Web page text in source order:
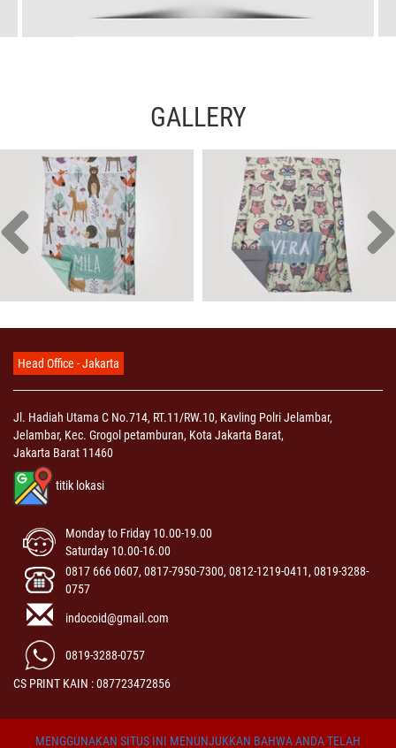
GALLERY
Head Office - Jakarta
Jl. Hadiah Utama C No.714, RT.11/RW.10, Kavling Polri Jelambar,
Jelambar, Kec. Grogol petamburan, Kota Jakarta Barat,
Jakarta Barat 11460
titik lokasi
Monday to Friday 10.00-19.00
Saturday 10.00-16.00
0817 666 0607, 0817-7950-7300, 0812-1219-0411, 0819-3288-
0757
indocoid@gmail.com
0819-3288-0757
CS PRINT KAIN : 087723472856
MENGGUNAKAN SITUS INI MENUNJUKKAN BAHWA ANDA TELAH